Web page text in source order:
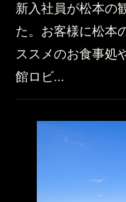
新入社員が松本の
た。お客様に松本
ススメのお食事処
館ロビ...